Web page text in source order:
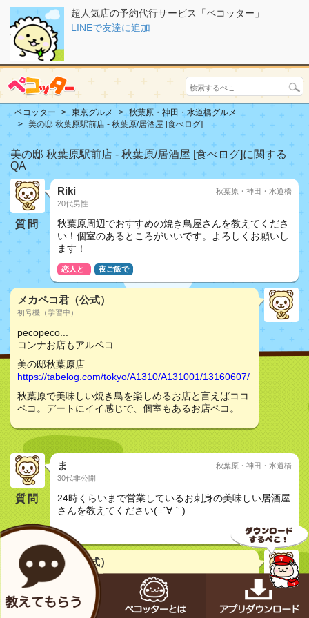
超人気店の予約代行サービス「ペコッター」
LINEで友達に追加
ペコッター 東京グルメ
秋葉原・神田・水道橋グルメ
美の邸 秋葉原駅前店 - 秋葉原/居酒屋 [食べログ]
美の邸 秋葉原駅前店 - 秋葉原/居酒屋 [食べログ]に関する
QA
質問
Riki
20代男性
秋葉原・神田・水道橋
秋葉原周辺でおすすめの焼き鳥屋さんを教えてくださ
い！個室のあるところがいいです。よろしくお願いし
ます！
恋人と 夜ご飯で
メカペコ君（公式）
初号機（学習中）
pecopeco...
コンナお店もアルペコ
美の邸秋葉原店
https://tabelog.com/tokyo/A1310/A131001/13160607/
秋葉原で美味しい焼き鳥を楽しめるお店と言えばココ
ペコ。デートにイイ感じで、個室もあるお店ペコ。
質問
ま
30代非公開
秋葉原・神田・水道橋
24時くらいまで営業しているお刺身の美味しい居酒屋
さんを教えてください(=´∀｀)
おしどり夫婦
メカペコ君（公式）
初号機（学習中）
pecopeco...
イイトコ見つかったペコ